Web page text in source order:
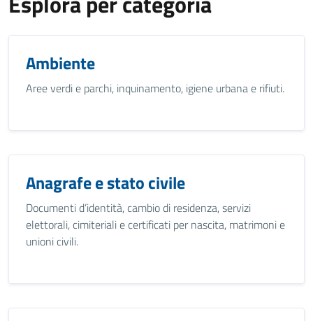
Ambiente
Aree verdi e parchi, inquinamento, igiene urbana e rifiuti.
Anagrafe e stato civile
Documenti d’identità, cambio di residenza, servizi
elettorali, cimiteriali e certificati per nascita, matrimoni e
unioni civili.